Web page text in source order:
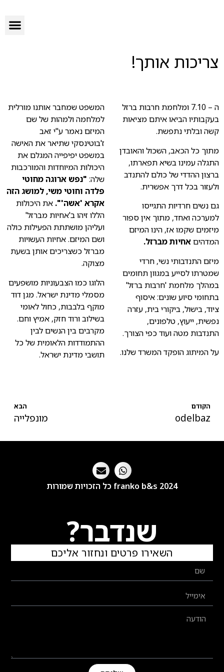
צריכות אותך!
ה – 7.10 ומלחמת חרבות ברזל
בעקבותיו הביאו איתם מציאות
קשה ובלתי נתפשת.
מתוך כל הכאב, השכול והאובדן
התגלה עמינו בשיא תפארתו,
ברצון ההדדי של כולם להתנדב
ולעזור בכל דרך אפשרית.
גם נשים חרדיות התגייסו
למערכה ואחד, מתוך אין ספור
מיזמים שקמו אז, הינו המיזם
המדהיםאחיות מברזל.
מיזם התנדבותי נשי, חרדי
שמטרתו לסייע במגוון תחומים
במהלך מלחמת 'חרבות ברזל'
בתחומי סיוע שונים: איסוף
ציוד, בישול, ביקורי בית, עזרה
נפשית, ייעוץ, טלפונים,
התנדבות מטה ועוד כפי הצורך.
על המיתוג הופקד המשרד שלנו.
המשפט שמחבר אותנו מורלית
למלחמה ולמהות של שם
המיזם נאמר ע"י זאב
ז'בוטינסקי שתיאר את האישה
במשפט יפיפייה המגלם את
היכולות המיוחדות והמורכבות
שלה: "נפש ארוגה מחוטי
פלדה וחוטי משי, למושג הזה
אקרא 'אשה'". את היכולות
הללו זיהו ב'אחיות מברזל'
ועליהן מושתתת הפעילות כולה
ושם המיזם. אחיות העשויות
מברזל כשצריכים אותן בשעת
מצוקה.
הלוגו כמו הצבעוניות מושפעים
מסמלי מדינת ישראל. מגן דוד
מוקף בלבבות, כחול לאומי
בשילוב ורוד חזק, אמיץ וחם.
מקרבים בין הנשים לבין
ההתמודדות הלאומית של כל
תושבי מדינת ישראל.
הקודם
odelbaz
הבא
מונפלייה
franko b&s 2024 כל הזכויות שמורות
שנדבר?
השאירו פרטים ונחזור אליכם